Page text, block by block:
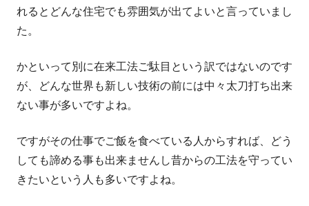
れるとどんな住宅でも雰囲気が出てよいと言っていまし
た。
かといって別に在来工法ご駄目という訳ではないのです
が、どんな世界も新しい技術の前には中々太刀打ち出来
ない事が多いですよね。
ですがその仕事でご飯を食べている人からすれば、どう
しても諦める事も出来ませんし昔からの工法を守ってい
きたいという人も多いですよね。